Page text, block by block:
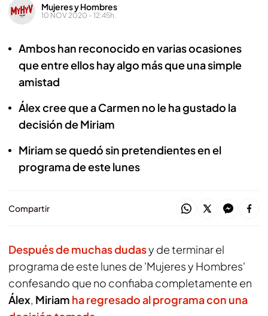
Mujeres y Hombres
10 NOV 2020 - 12:45h.
Ambos han reconocido en varias ocasiones
que entre ellos hay algo más que una simple
amistad
Álex cree que a Carmen no le ha gustado la
decisión de Miriam
Miriam se quedó sin pretendientes en el
programa de este lunes
Compartir
Después de muchas dudasy de terminar el
programa de este lunes de 'Mujeres y Hombres'
confesando que no confiaba completamente en
Álex, Miriam ha regresado al programa con una